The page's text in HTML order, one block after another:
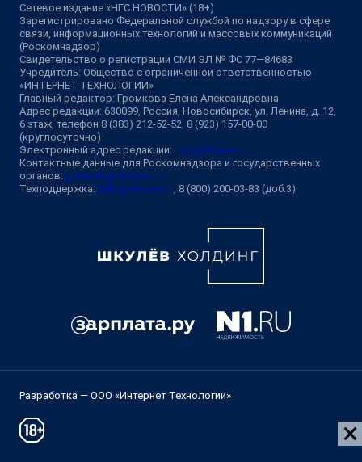
Сетевое издание «НГС.НОВОСТИ» (18+)
Зарегистрировано Федеральной службой по надзору в сфере
связи, информационных технологий и массовых коммуникаций
(Роскомнадзор)
Свидетельство о регистрации СМИ ЭЛ № ФС 77—84683
Учредитель: Общество с ограниченной ответственностью
«ИНТЕРНЕТ ТЕХНОЛОГИИ»
Главный редактор: Громкова Елена Александровна
Адрес редакции: 630099, Россия, Новосибирск, ул. Ленина, д. 12,
6 этаж, телефон 8 (383) 212-52-52, 8 (923) 157-00-00
(круглосуточно)
Электронный адрес редакции: ngs@shkulev.ru
Контактные данные для Роскомнадзора и государственных
органов: juristnsk@shkulev.ru
Техподдержка: help@shkulev.ru , 8 (800) 200-03-83 (доб.3)
Разработка — ООО «Интернет Технологии»